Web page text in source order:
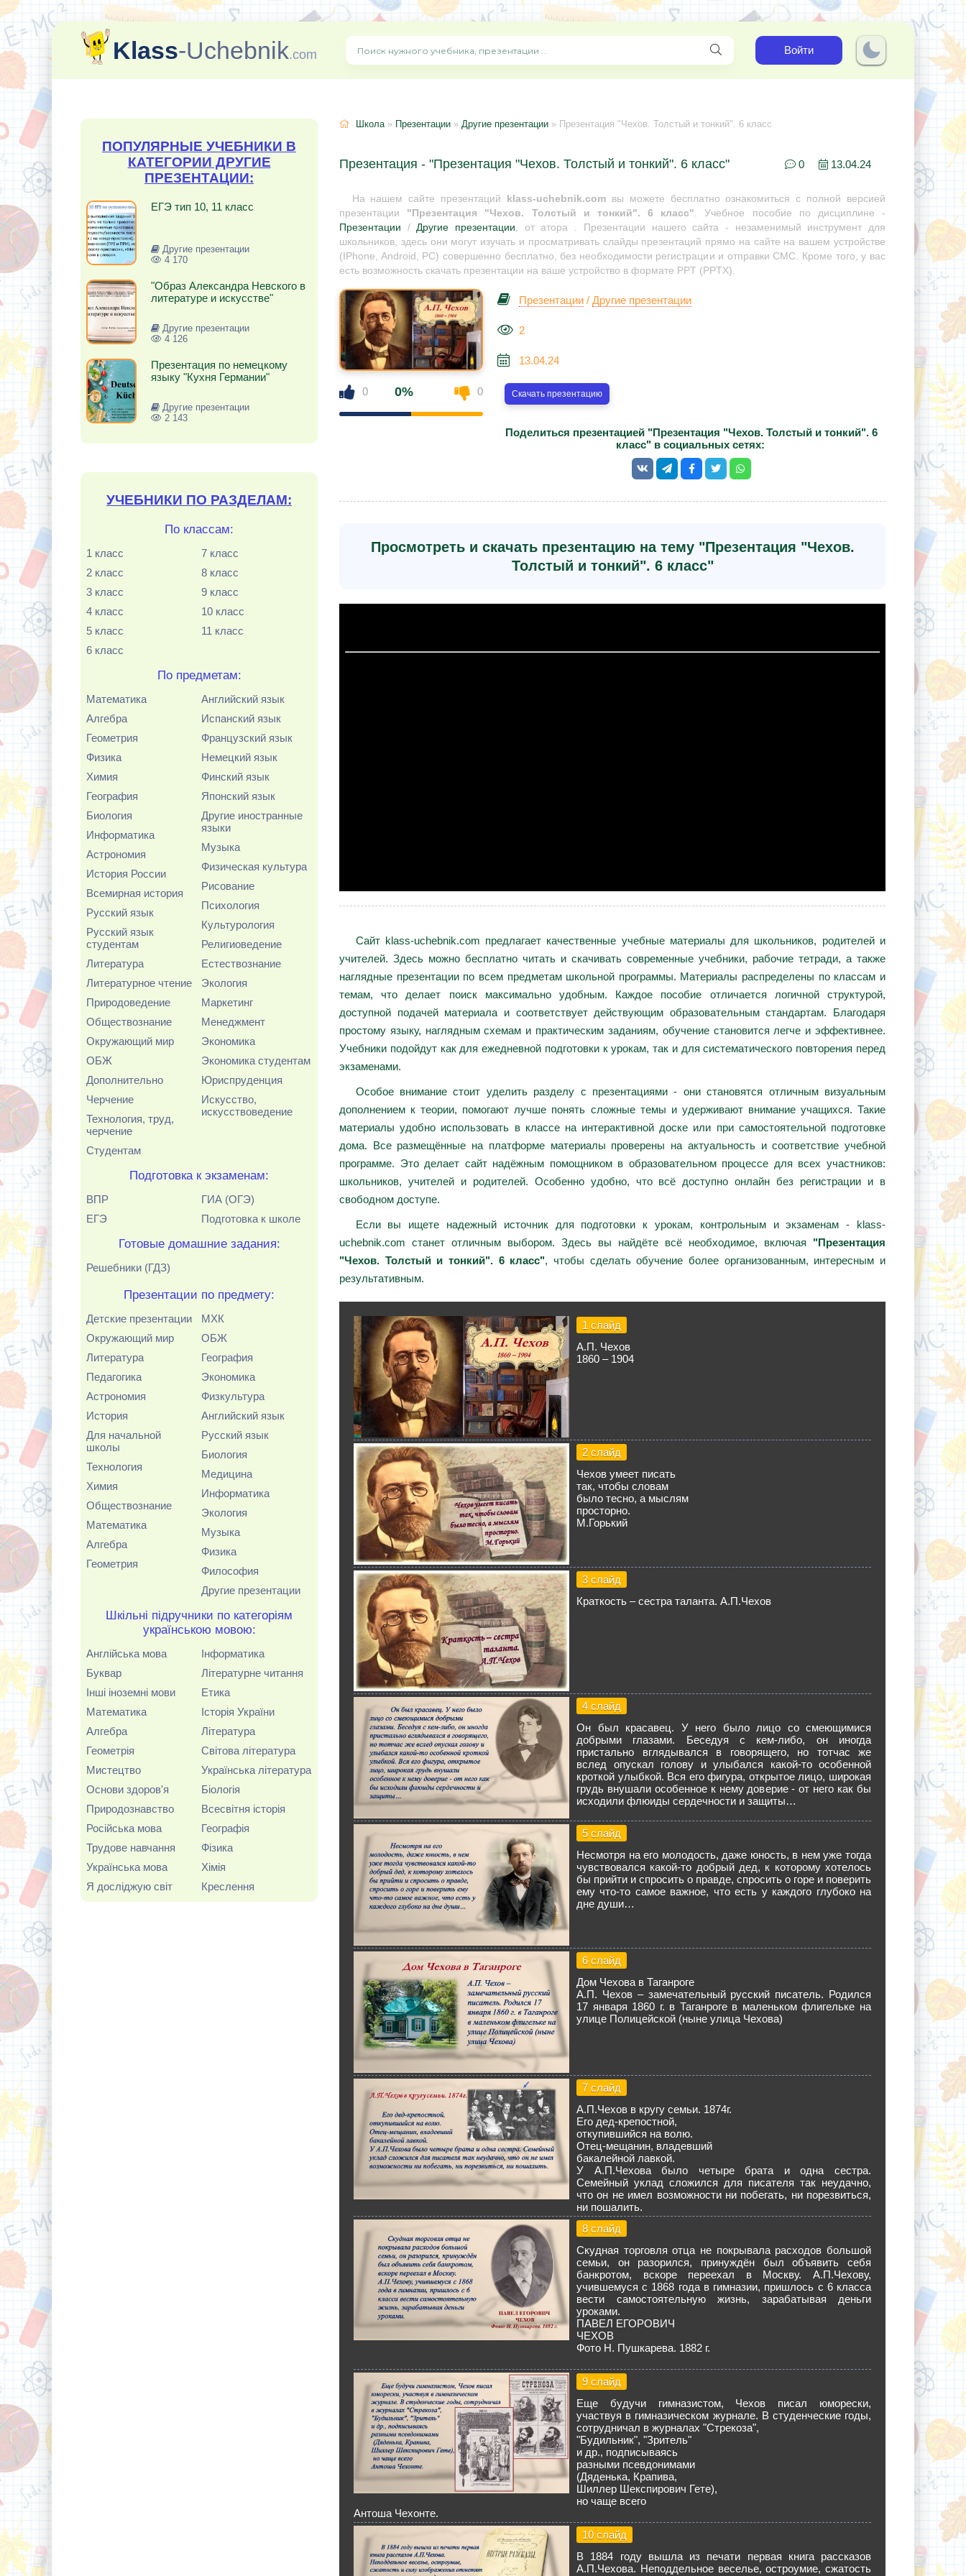
Klass-Uchebnik.com Войти
ПОПУЛЯРНЫЕ УЧЕБНИКИ В
КАТЕГОРИИ ДРУГИЕ
ПРЕЗЕНТАЦИИ:
ЕГЭ тип 10, 11 класс
Другие презентации
4 170
"Образ Александра Невского в
литературе и искусстве"
Другие презентации
4 126
Презентация по немецкому
языку "Кухня Германии"
Другие презентации
2 143
УЧЕБНИКИ ПО РАЗДЕЛАМ:
По классам:
1 класс
2 класс
3 класс
4 класс
5 класс
6 класс
7 класс
8 класс
9 класс
10 класс
11 класс
По предметам:
Математика
Алгебра
Геометрия
Физика
Химия
География
Биология
Информатика
Астрономия
История России
Всемирная история
Русский язык
Русский язык
студентам
Литература
Литературное чтение
Природоведение
Обществознание
Окружающий мир
ОБЖ
Дополнительно
Черчение
Технология, труд,
черчение
Студентам
Английский язык
Испанский язык
Французский язык
Немецкий язык
Финский язык
Японский язык
Другие иностранные
языки
Музыка
Физическая культура
Рисование
Психология
Культурология
Религиоведение
Естествознание
Экология
Маркетинг
Менеджмент
Экономика
Экономика студентам
Юриспруденция
Искусство,
искусствоведение
Подготовка к экзаменам:
ВПР
ЕГЭ
ГИА (ОГЭ)
Подготовка к школе
Готовые домашние задания:
Решебники (ГДЗ)
Презентации по предмету:
Детские презентации
Окружающий мир
Литература
Педагогика
Астрономия
История
Для начальной
школы
Технология
Химия
Обществознание
Математика
Алгебра
Геометрия
МХК
ОБЖ
География
Экономика
Физкультура
Английский язык
Русский язык
Биология
Медицина
Информатика
Экология
Музыка
Физика
Философия
Другие презентации
Шкільні підручники по категоріям
українською мовою:
Англійська мова
Буквар
Інші іноземні мови
Математика
Алгебра
Геометрія
Мистецтво
Основи здоров'я
Природознавство
Російська мова
Трудове навчання
Українська мова
Я досліджую світ
Інформатика
Літературне читання
Етика
Історія України
Література
Світова література
Українська література
Біологія
Всесвітня історія
Географія
Фізика
Хімія
Креслення
Школа» Презентации » Другие презентации » Презентация "Чехов. Толстый и тонкий". 6 класс
Презентация - "Презентация "Чехов. Толстый и тонкий". 6 класс" 0 13.04.24
На нашем сайте презентаций klass-uchebnik.comвы можете бесплатно ознакомиться с полной версией
презентации "Презентация "Чехов. Толстый и тонкий". 6 класс". Учебное пособие по дисциплине -
Презентации /Другие презентации, от атора . Презентации нашего сайта - незаменимый инструмент для
школьников, здесь они могут изучать и просматривать слайды презентаций прямо на сайте на вашем устройстве
(IPhone, Android, PC) совершенно бесплатно, без необходимости регистрации и отправки СМС. Кроме того, у вас
есть возможность скачать презентации на ваше устройство в формате PPT (PPTX).
0 0% 0
Презентации / Другие презентации
2
13.04.24
Скачать презентацию
Поделиться презентацией "Презентация "Чехов. Толстый и тонкий". 6
класс" в социальных сетях:
Просмотреть и скачать презентацию на тему "Презентация "Чехов.
Толстый и тонкий". 6 класс"
Сайт klass-uchebnik.com предлагает качественные учебные материалы для школьников, родителей и
учителей. Здесь можно бесплатно читать и скачивать современные учебники, рабочие тетради, а также
наглядные презентации по всем предметам школьной программы. Материалы распределены по классам и
темам, что делает поиск максимально удобным. Каждое пособие отличается логичной структурой,
доступной подачей материала и соответствует действующим образовательным стандартам. Благодаря
простому языку, наглядным схемам и практическим заданиям, обучение становится легче и эффективнее.
Учебники подойдут как для ежедневной подготовки к урокам, так и для систематического повторения перед
экзаменами.
Особое внимание стоит уделить разделу с презентациями - они становятся отличным визуальным
дополнением к теории, помогают лучше понять сложные темы и удерживают внимание учащихся. Такие
материалы удобно использовать в классе на интерактивной доске или при самостоятельной подготовке
дома. Все размещённые на платформе материалы проверены на актуальность и соответствие учебной
программе. Это делает сайт надёжным помощником в образовательном процессе для всех участников:
школьников, учителей и родителей. Особенно удобно, что всё доступно онлайн без регистрации и в
свободном доступе.
Если вы ищете надежный источник для подготовки к урокам, контрольным и экзаменам - klass-
uchebnik.com станет отличным выбором. Здесь вы найдёте всё необходимое, включая "Презентация
"Чехов. Толстый и тонкий". 6 класс", чтобы сделать обучение более организованным, интересным и
результативным.
1 слайд
А.П. Чехов
1860 – 1904
2 слайд
Чехов умеет писать
так, чтобы словам
было тесно, а мыслям
просторно.
М.Горький
3 слайд
Краткость – сестра таланта. А.П.Чехов
4 слайд
Он был красавец. У него было лицо со смеющимися
добрыми глазами. Беседуя с кем-либо, он иногда
пристально вглядывался в говорящего, но тотчас же
вслед опускал голову и улыбался какой-то особенной
кроткой улыбкой. Вся его фигура, открытое лицо, широкая
грудь внушали особенное к нему доверие - от него как бы
исходили флюиды сердечности и защиты…
5 слайд
Несмотря на его молодость, даже юность, в нем уже тогда
чувствовался какой-то добрый дед, к которому хотелось
бы прийти и спросить о правде, спросить о горе и поверить
ему что-то самое важное, что есть у каждого глубоко на
дне души…
6 слайд
Дом Чехова в Таганроге
А.П. Чехов – замечательный русский писатель. Родился
17 января 1860 г. в Таганроге в маленьком флигельке на
улице Полицейской (ныне улица Чехова)
7 слайд
А.П.Чехов в кругу семьи. 1874г.
Его дед-крепостной,
откупившийся на волю.
Отец-мещанин, владевший
бакалейной лавкой.
У А.П.Чехова было четыре брата и одна сестра.
Семейный уклад сложился для писателя так неудачно,
что он не имел возможности ни побегать, ни порезвиться,
ни пошалить.
8 слайд
Скудная торговля отца не покрывала расходов большой
семьи, он разорился, принуждён был объявить себя
банкротом, вскоре переехал в Москву. А.П.Чехову,
учившемуся с 1868 года в гимназии, пришлось с 6 класса
вести самостоятельную жизнь, зарабатывая деньги
уроками.
ПАВЕЛ ЕГОРОВИЧ
ЧЕХОВ
Фото Н. Пушкарева. 1882 г.
9 слайд
Еще будучи гимназистом, Чехов писал юморески,
участвуя в гимназическом журнале. В студенческие годы,
сотрудничал в журналах "Стрекоза",
"Будильник", "Зритель"
и др., подписываясь
разными псевдонимами
(Дяденька, Крапива,
Шиллер Шекспирович Гете),
но чаще всего
Антоша Чехонте.
10 слайд
В 1884 году вышла из печати первая книга рассказов
А.П.Чехова. Неподдельное веселье, остроумие, сжатость